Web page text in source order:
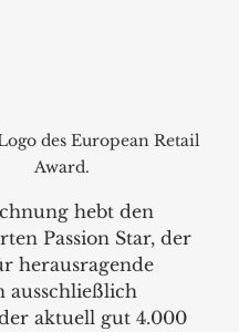
des European Retail
Award.
hebt den
Passion Star, der
herausragende
ausschließlich
aktuell gut 4.000